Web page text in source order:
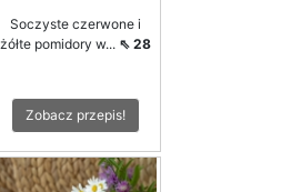
Soczyste czerwone i
żółte pomidory w... ⇖ 28
Zobacz przepis!